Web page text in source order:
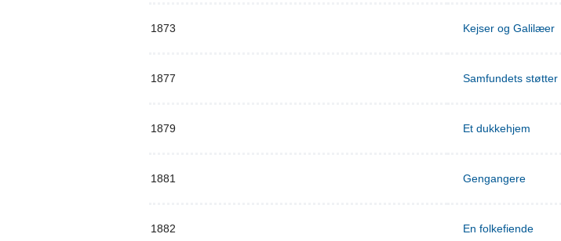
1873 Kejser og Galilæer
1877 Samfundets støtter
1879 Et dukkehjem
1881 Gengangere
1882 En folkefiende